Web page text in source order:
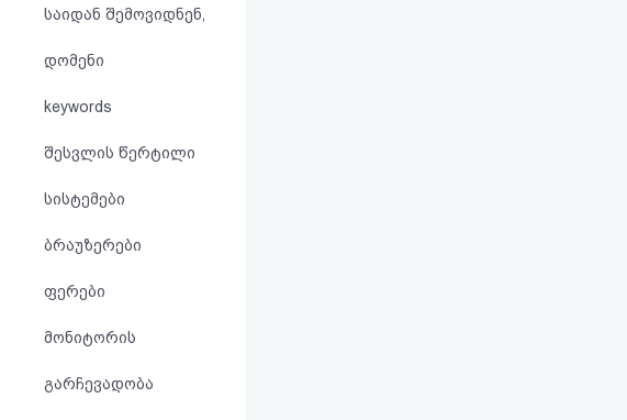
სალიცენზიო
შეთანხმება
საიდან შემოვიდნენ,
დომენი
keywords
შესვლის წერტილი
სისტემები
ბრაუზერები
ფერები
მონიტორის
გარჩევადობა